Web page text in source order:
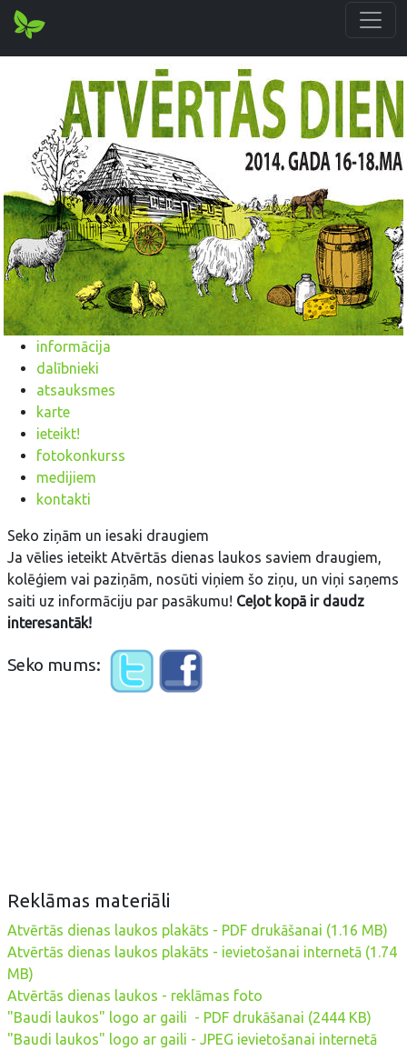
informācija
dalībnieki
atsauksmes
karte
ieteikt!
fotokonkurss
medijiem
kontakti
Seko ziņām un iesaki draugiem
Ja vēlies ieteikt Atvērtās dienas laukos saviem draugiem,
kolēģiem vai paziņām, nosūti viņiem šo ziņu, un viņi saņems
saiti uz informāciju par pasākumu! Ceļot kopā ir daudz
interesantāk!
Seko mums:
Reklāmas materiāli
Atvērtās dienas laukos plakāts - PDF drukāšanai (1.16 MB)
Atvērtās dienas laukos plakāts - ievietošanai internetā (1.74
MB)
Atvērtās dienas laukos - reklāmas foto
"Baudi laukos" logo ar gaili - PDF drukāšanai (2444 KB)
"Baudi laukos" logo ar gaili - JPEG ievietošanai internetā